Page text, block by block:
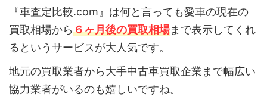
『車査定比較.com』は何と言っても愛車の現在の
買取相場から６ヶ月後の買取相場まで表示してくれ
るというサービスが大人気です。
地元の買取業者から大手中古車買取企業まで幅広い
協力業者がいるのも嬉しいですね。